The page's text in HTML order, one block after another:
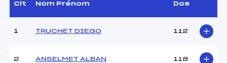
DIDIER CHRISTIAN (SA)
CARACTÉRISTIQUES DE LA PISTE
Clt Nom Prénom Dos
1 TRUCHET DIEGO 112
2 ANSELMET ALBAN 118